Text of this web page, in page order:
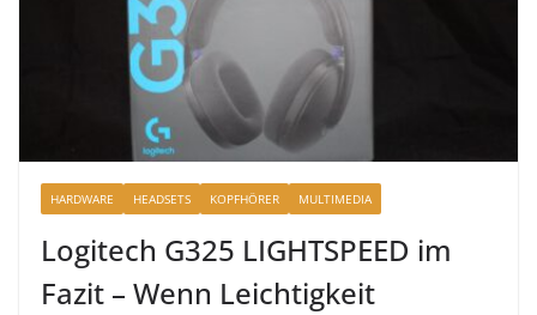
HARDWARE HEADSETS KOPFHÖRER MULTIMEDIA
Logitech G325 LIGHTSPEED im
Fazit – Wenn Leichtigkeit